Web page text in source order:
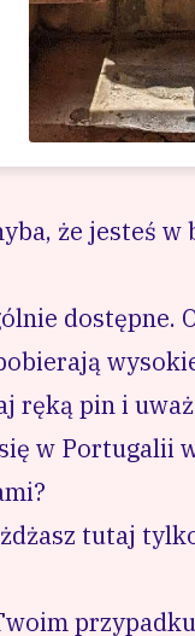
że jesteś w
dostępne.
ręką pin i
w Portugalii
tutaj